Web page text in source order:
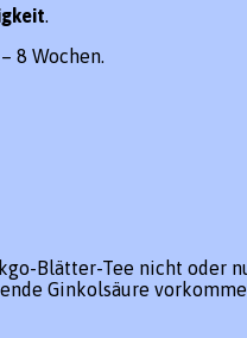
.
8 Wochen.
Blätter-Tee nicht oder
Ginkolsäure